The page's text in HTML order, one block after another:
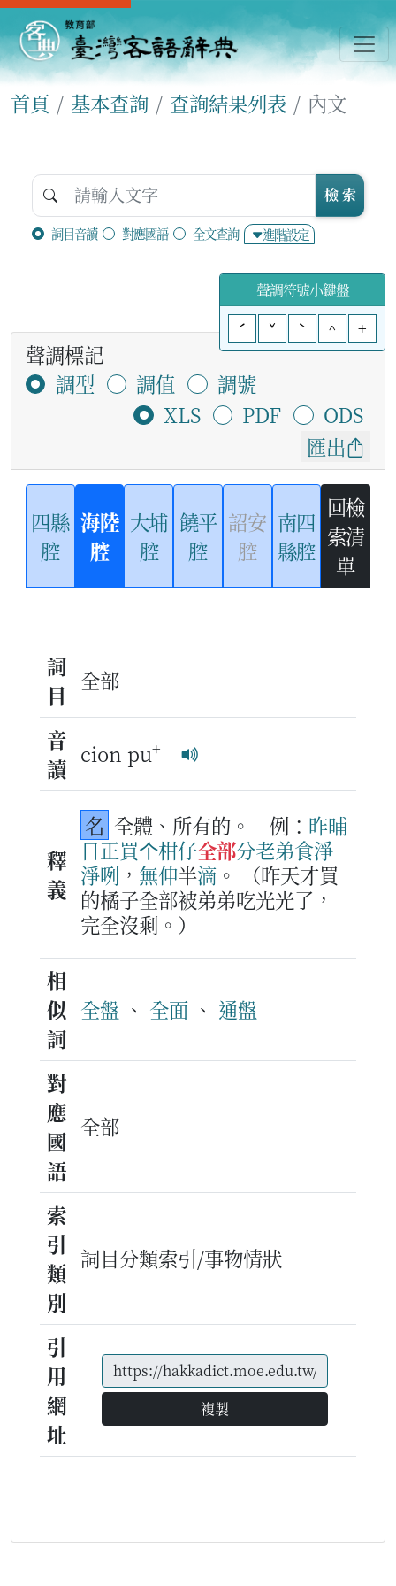
首頁 基本查詢 查詢結果列表 內文
詞目音讀 對應國語 全文查詢 進階設定
檢 索
聲調符號小鍵盤
ˊ
ˇ ˋ ^ +
聲調標記
調型
調值
調號
XLS
PDF
ODS
匯出
四縣
腔
海陸
腔
大埔
腔
饒平
腔
詔安
腔
南四
縣腔
回檢
索清
單
詞
目
全部
音
讀
cion pu+
釋
義
名 全體、所有的。 例： 昨晡
日正買个柑仔全部分老弟食淨
淨咧 ， 無伸半滴 。
（昨天才買
的橘子全部被弟弟吃光光了，
完全沒剩。）
相
似
詞
全盤 、 全面 、 通盤
對
應
國
語
全部
索
引
類
別
詞目分類索引/事物情狀
引
用
網
址
複製